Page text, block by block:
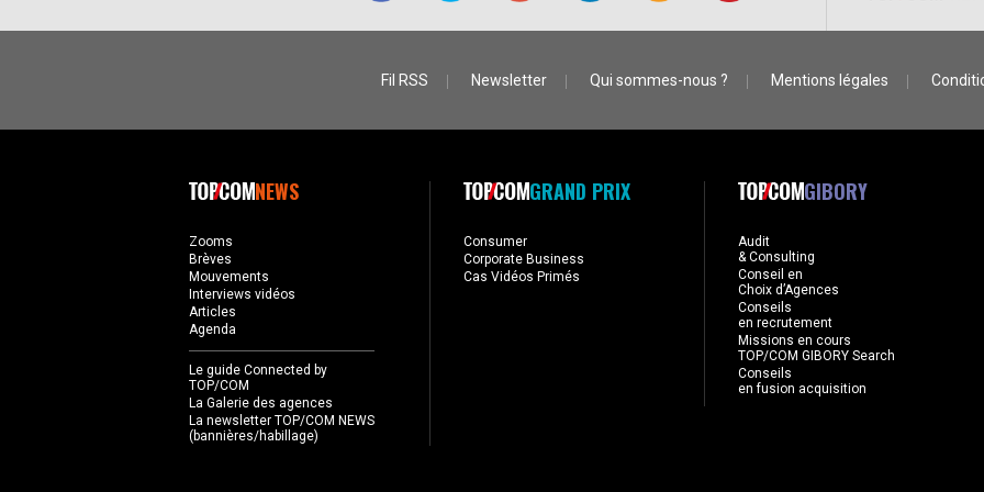
Fil RSS Newsletter Qui sommes-nous ? Mentions légales
NEWS
Zooms
Brèves
Mouvements
Interviews vidéos
Articles
Agenda
Le guide Connected by
TOP/COM
La Galerie des agences
La newsletter TOP/COM NEWS
(bannières/habillage)
GRAND PRIX
Consumer
Corporate Business
Cas Vidéos Primés
GIBORY
Audit
& Consulting
Conseil en
Choix d’Agences
Conseils
en recrutement
Missions en cours
TOP/COM GIBORY Search
Conseils
en fusion acquisition